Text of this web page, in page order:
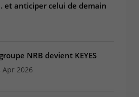
et anticiper celui de demain
NRB devient KEYES
Apr 2026